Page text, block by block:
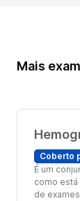
Mais
Coberto
É um
como
de